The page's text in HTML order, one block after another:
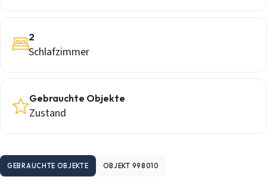
2
Schlafzimmer
Gebrauchte Objekte
Zustand
GEBRAUCHTE OBJEKTE OBJEKT 998010